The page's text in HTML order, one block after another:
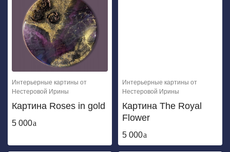
Интерьерные картины от
Нестеровой Ирины
Картина Roses in gold
5 000
Интерьерные картины от
Нестеровой Ирины
Картина The Royal
Flower
5 000